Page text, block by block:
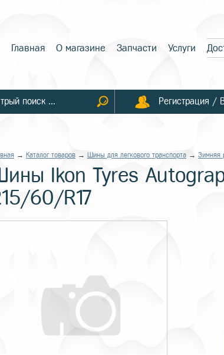
Главная О магазине Запчасти Услуги
Регистрация /
→ Каталог товаров → Шины для легкового транспорта → Зимняя
Ikon Tyres
60/R17